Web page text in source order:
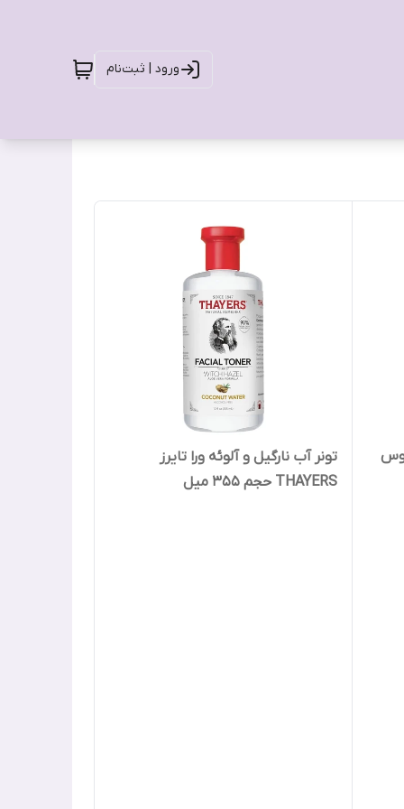
ورود | ثبت‌نام
تونر آب نارگیل و آلوئه ورا تایرز
THAYERS حجم 355 میل